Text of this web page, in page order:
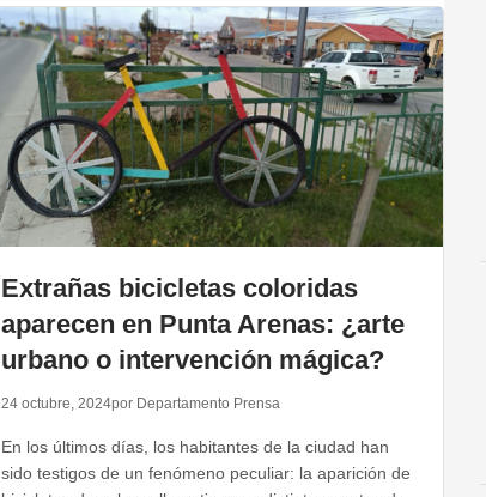
Extrañas bicicletas coloridas
aparecen en Punta Arenas: ¿arte
urbano o intervención mágica?
24 octubre, 2024por Departamento Prensa
En los últimos días, los habitantes de la ciudad han
sido testigos de un fenómeno peculiar: la aparición de